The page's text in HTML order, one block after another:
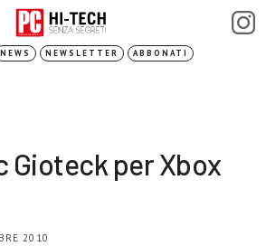
NEWS NEWSLETTER ABBONATI
Gioteck per Xbox
2010